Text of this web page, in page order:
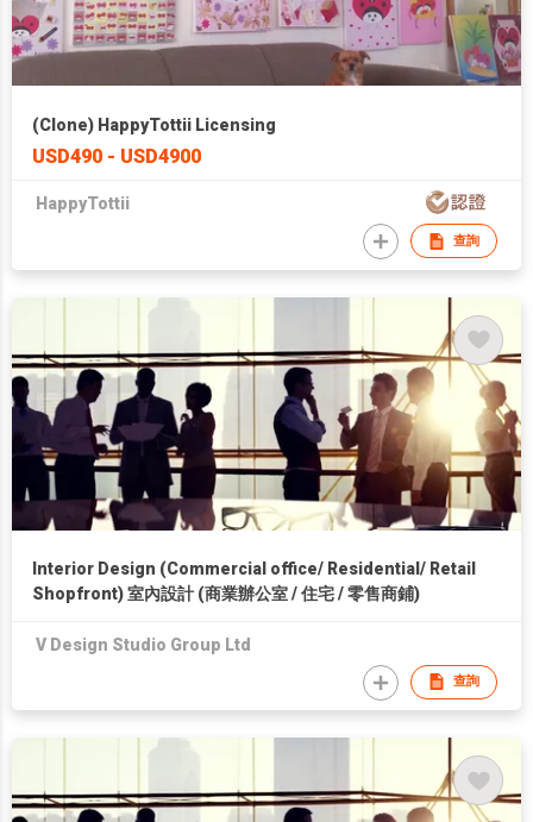
(Clone) HappyTottii Licensing
USD490 - USD4900
HappyTottii
查詢
Interior Design (Commercial office/ Residential/ Retail
Shopfront) 室內設計 (商業辦公室 / 住宅 / 零售商鋪)
V Design Studio Group Ltd
查詢